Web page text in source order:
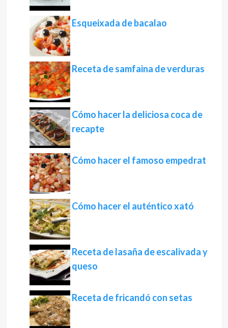
Esqueixada de bacalao
Receta de samfaina de verduras
Cómo hacer la deliciosa coca de
recapte
Cómo hacer el famoso empedrat
Cómo hacer el auténtico xató
Receta de lasaña de escalivada y
queso
Receta de fricandó con setas